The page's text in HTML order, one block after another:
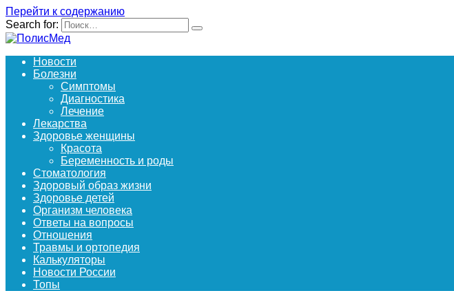
Перейти к содержанию
Search for:
Новости
Болезни
Симптомы
Диагностика
Лечение
Лекарства
Здоровье женщины
Красота
Беременность и роды
Стоматология
Здоровый образ жизни
Здоровье детей
Организм человека
Ответы на вопросы
Отношения
Травмы и ортопедия
Калькуляторы
Новости России
Топы